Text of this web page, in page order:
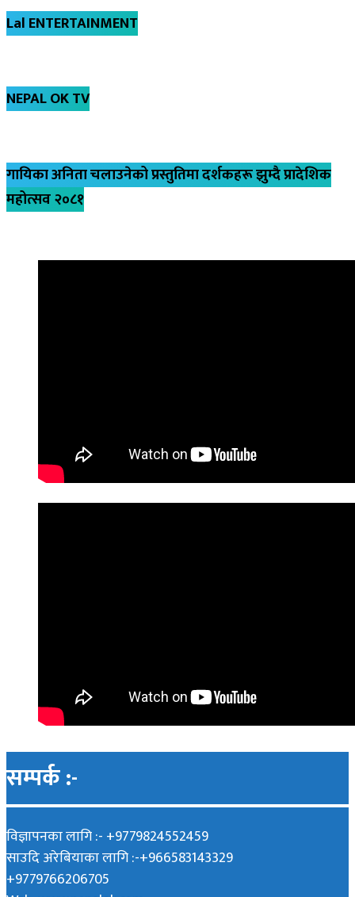
Lal ENTERTAINMENT
NEPAL OK TV
गायिका अनिता चलाउनेको प्रस्तुतिमा दर्शकहरू झुम्दै प्रादेशिक
महोत्सव २०८१
सम्पर्क :-
विज्ञापनका लागि :- +9779824552459
साउदि अरेबियाका लागि :-+966583143329
+9779766206705